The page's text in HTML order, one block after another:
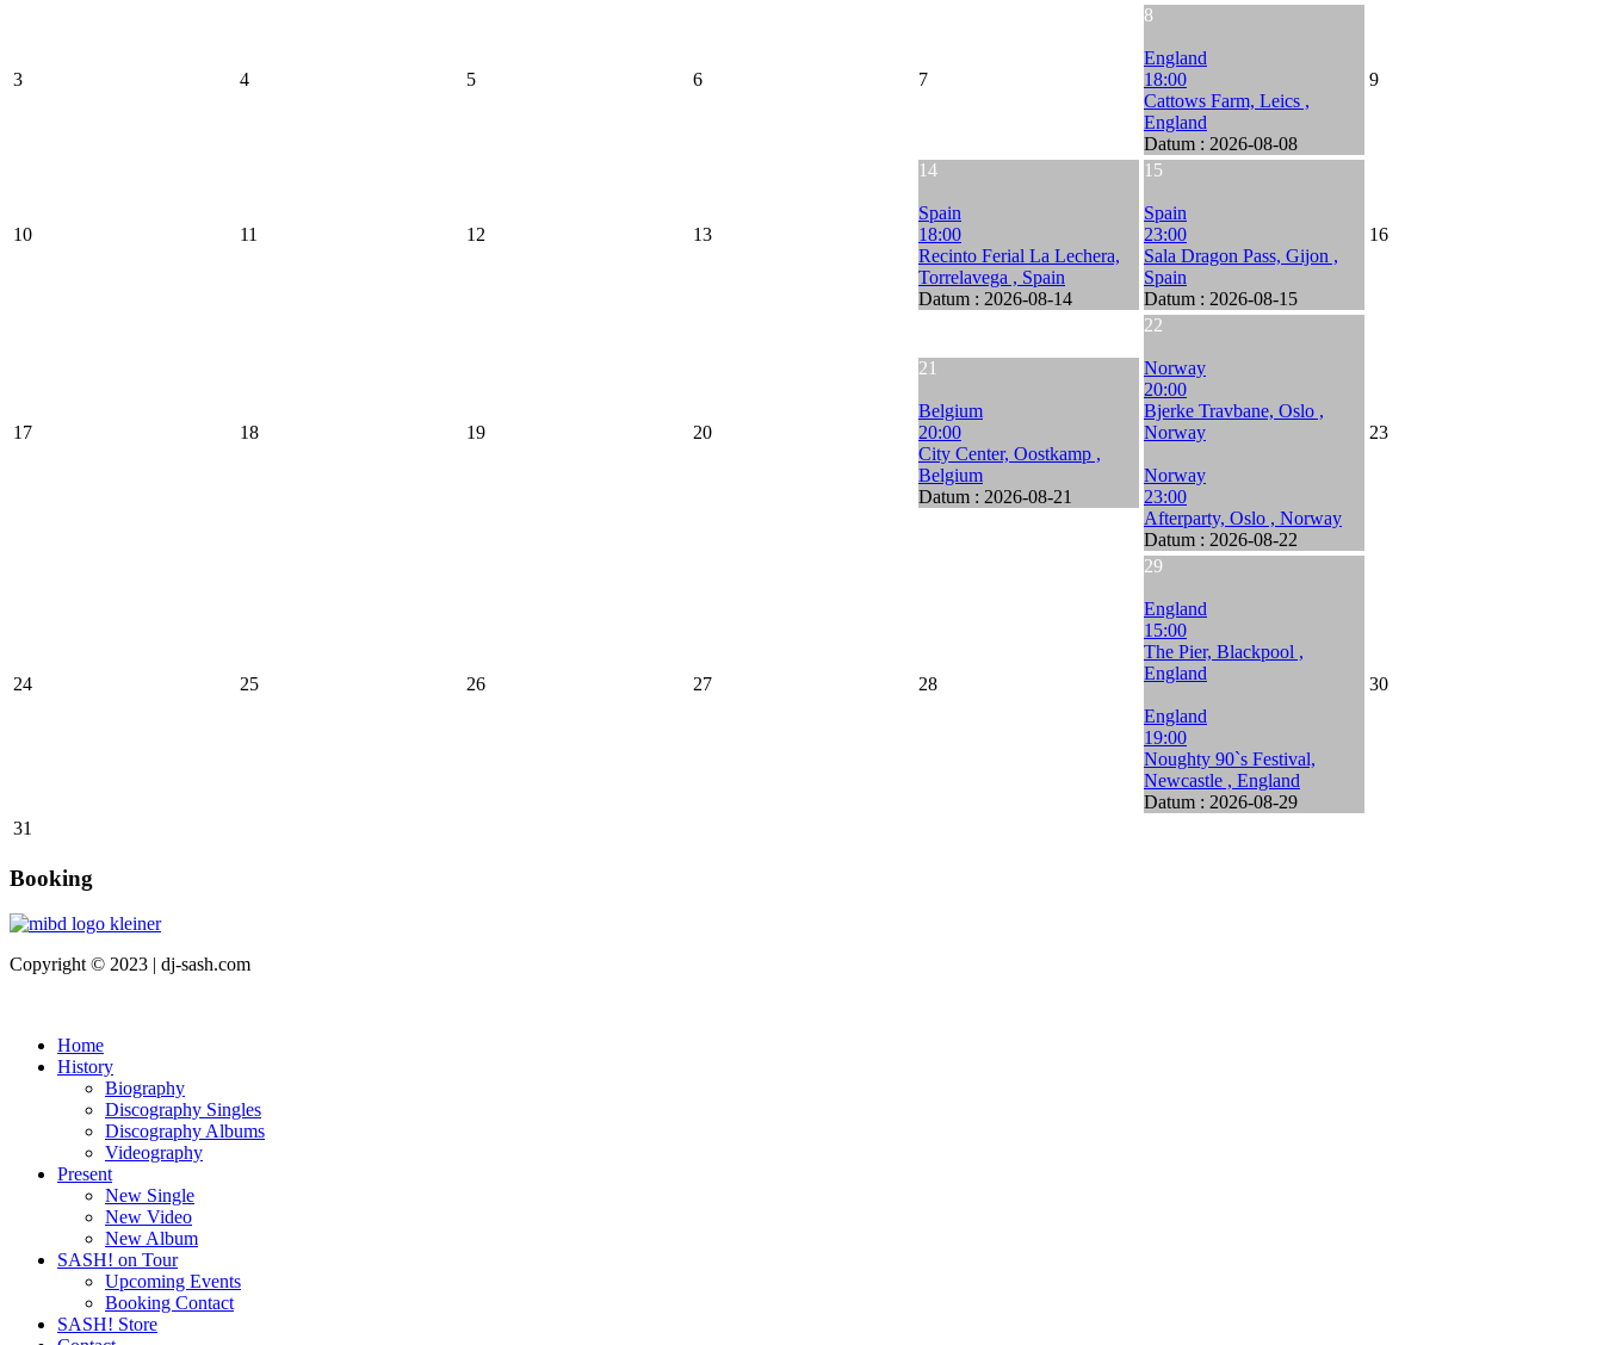
3 4 5 6 7
8
England
18:00
Cattows Farm, Leics ,
England
Datum : 2026-08-08
9
10 11 12 13
14
Spain
18:00
Recinto Ferial La Lechera,
Torrelavega , Spain
Datum : 2026-08-14
15
Spain
23:00
Sala Dragon Pass, Gijon ,
Spain
Datum : 2026-08-15
16
17 18 19 20
21
Belgium
20:00
City Center, Oostkamp ,
Belgium
Datum : 2026-08-21
22
Norway
20:00
Bjerke Travbane, Oslo ,
Norway
Norway
23:00
Afterparty, Oslo , Norway
Datum : 2026-08-22
23
24 25 26 27 28
29
England
15:00
The Pier, Blackpool ,
England
England
19:00
Noughty 90`s Festival,
Newcastle , England
Datum : 2026-08-29
30
31
Booking
Copyright © 2023 | dj-sash.com
Home
History
Biography
Discography Singles
Discography Albums
Videography
Present
New Single
New Video
New Album
SASH! on Tour
Upcoming Events
Booking Contact
SASH! Store